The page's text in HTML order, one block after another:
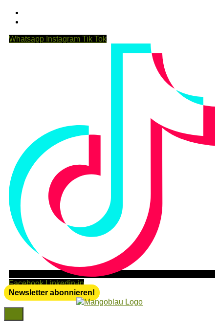
Whatsapp Instagram Tik Tok
Facebook Linkedin-in
Newsletter abonnieren!